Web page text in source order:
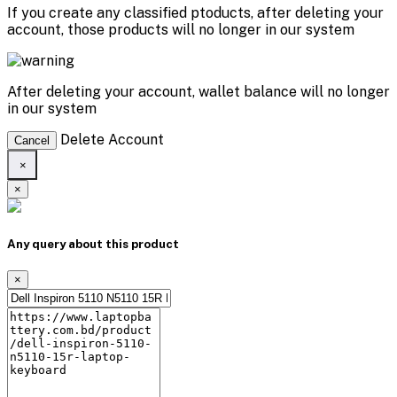
If you create any classified ptoducts, after deleting your
account, those products will no longer in our system
After deleting your account, wallet balance will no longer
in our system
Cancel Delete Account
×
×
Any query about this product
×